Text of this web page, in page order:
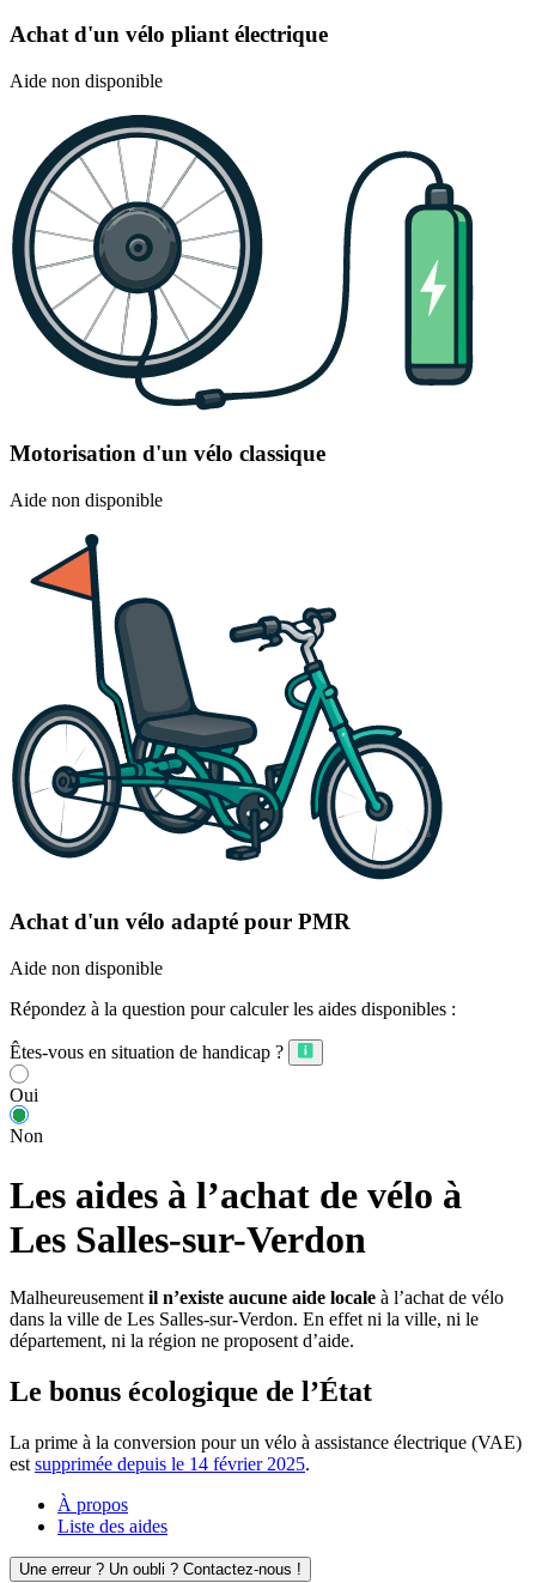
Achat d'un vélo pliant électrique
Aide non disponible
Motorisation d'un vélo classique
Aide non disponible
Achat d'un vélo adapté pour PMR
Aide non disponible
Répondez à la question pour calculer les aides disponibles :
Êtes-vous en situation de handicap ?
Oui
Non
Les aides à l’achat de vélo à
Les Salles-sur-Verdon
Malheureusement il n’existe aucune aide locale à l’achat de vélo
dans la ville de Les Salles-sur-Verdon. En effet ni la ville, ni le
département, ni la région ne proposent d’aide.
Le bonus écologique de l’État
La prime à la conversion pour un vélo à assistance électrique (VAE)
est supprimée depuis le 14 février 2025.
À propos
Liste des aides
Une erreur ? Un oubli ? Contactez-nous !